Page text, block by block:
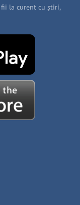
fii la curent cu știri,